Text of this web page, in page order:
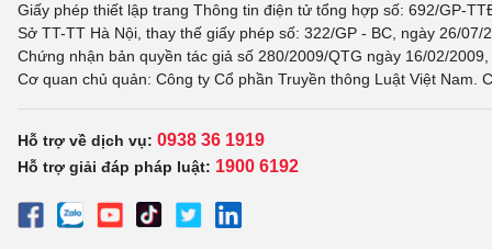
Giấy phép thiết lập trang Thông tin điện tử tổng hợp số: 692/GP-
Sở TT-TT Hà Nội, thay thế giấy phép số: 322/GP - BC, ngày 26/
Chứng nhận bản quyền tác giả số 280/2009/QTG ngày 16/02/
Cơ quan chủ quản: Công ty Cổ phần Truyền thông Luật Việt Nam.
Hỗ trợ về dịch vụ: 0938 36 1919
Hỗ trợ giải đáp pháp luật: 1900 6192